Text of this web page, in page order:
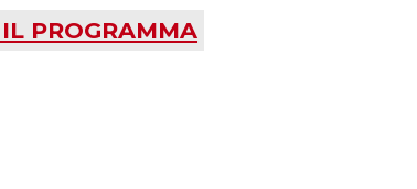
PROGRAMMA